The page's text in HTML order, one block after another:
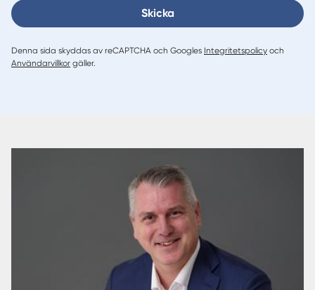
Skicka
Denna sida skyddas av reCAPTCHA och Googles Integritetspolicy och
Användarvillkor gäller.